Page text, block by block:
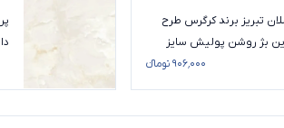
تبریز برند کرگرس طرح
بژ روشن پولیش سایز
۹۰۶٬۰۰۰ تومانء